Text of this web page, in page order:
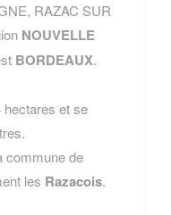
RAZAC SUR
NOUVELLE
BORDEAUX.
hectares et se
commune de
les Razacois.